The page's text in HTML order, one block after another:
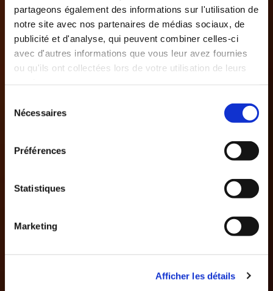
notre site avec nos partenaires de médias sociaux, de
publicité et d'analyse, qui peuvent combiner celles-ci
avec d'autres informations que vous leur avez fournies
ou qu'ils ont collectées lors de votre utilisation de leurs
services.
Sélection
consentement